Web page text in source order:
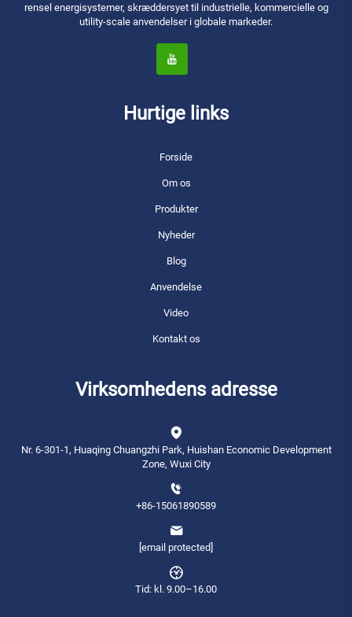
rensel energisystemer, skræddersyet til industrielle, kommercielle og
utility-scale anvendelser i globale markeder.
Hurtige links
Forside
Om os
Produkter
Nyheder
Blog
Anvendelse
Video
Kontakt os
Virksomhedens adresse
Nr. 6-301-1, Huaqing Chuangzhi Park, Huishan Economic Development
Zone, Wuxi City
+86-15061890589
[email protected]
Tid: kl. 9.00–16.00